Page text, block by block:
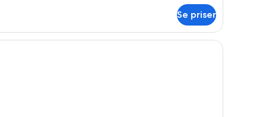
Se priser